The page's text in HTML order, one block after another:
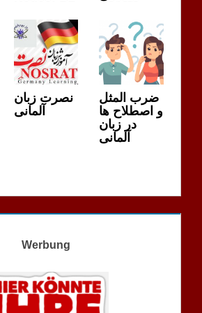
نصرت زبان
آلمانی
ضرب المثل
و اصطلاح ها
در زبان
آلمانی
Werbung